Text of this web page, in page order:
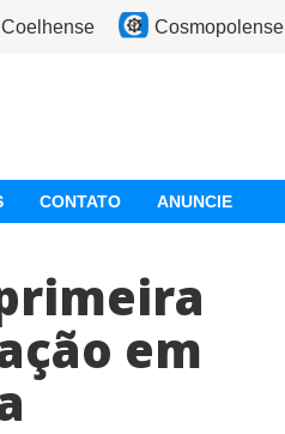
Coelhense Cosmopolense
CONTATO ANUNCIE
em